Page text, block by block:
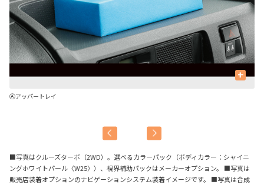
+
Ⓐアッパートレイ
■写真はクルーズターボ（2WD）。選べるカラーパック（ボディカラー：シャイニ
ングホワイトパール〈W25〉）、視界補助パックはメーカーオプション。 ■写真は
販売店装着オプションのナビゲーションシステム装着イメージです。 ■写真は合成